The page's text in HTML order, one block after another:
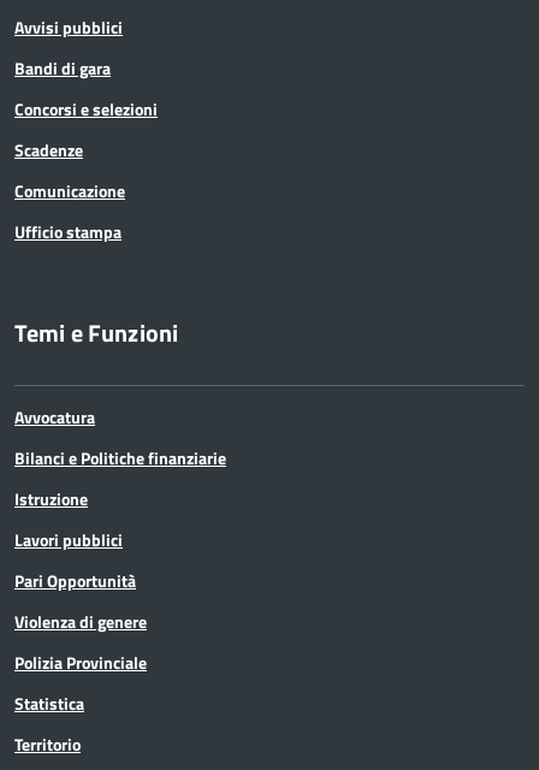
Avvisi pubblici
Bandi di gara
Concorsi e selezioni
Scadenze
Comunicazione
Ufficio stampa
Temi e Funzioni
Avvocatura
Bilanci e Politiche finanziarie
Istruzione
Lavori pubblici
Pari Opportunità
Violenza di genere
Polizia Provinciale
Statistica
Territorio